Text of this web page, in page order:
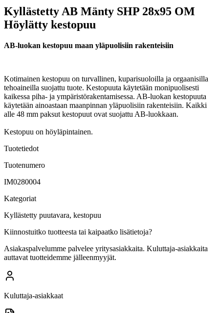
Kyllästetty AB Mänty SHP 28x95 OM
Höylätty kestopuu
AB-luokan kestopuu maan yläpuolisiin rakenteisiin
Kotimainen kestopuu on turvallinen, kuparisuoloilla ja orgaanisilla
tehoaineilla suojattu tuote. Kestopuuta käytetään monipuolisesti
kaikessa piha- ja ympäristörakentamisessa. AB-luokan kestopuuta
käytetään ainoastaan maanpinnan yläpuolisiin rakenteisiin. Kaikki
alle 48 mm paksut kestopuut ovat suojattu AB-luokkaan.
Kestopuu on höyläpintainen.
Tuotetiedot
Tuotenumero
IM0280004
Kategoriat
Kyllästetty puutavara, kestopuu
Kiinnostuitko tuotteesta tai kaipaatko lisätietoja?
Asiakaspalvelumme palvelee yritysasiakkaita. Kuluttaja-asiakkaita
auttavat tuotteidemme jälleenmyyjät.
Kuluttaja-asiakkaat